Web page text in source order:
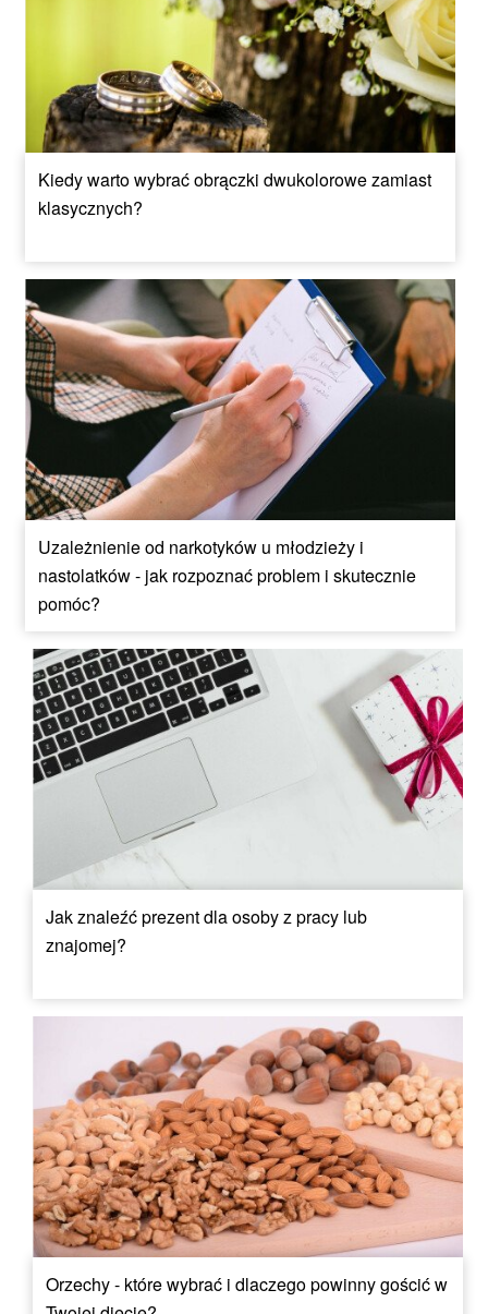
Kiedy warto wybrać obrączki dwukolorowe zamiast
klasycznych?
Uzależnienie od narkotyków u młodzieży i
nastolatków - jak rozpoznać problem i skutecznie
pomóc?
Jak znaleźć prezent dla osoby z pracy lub
znajomej?
Orzechy - które wybrać i dlaczego powinny gościć w